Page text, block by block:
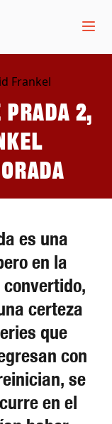
2,
es una
en la
certeza
que
con
se
en el